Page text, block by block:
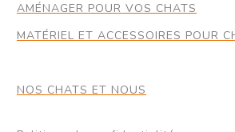
AMÉNAGER POUR VOS CHATS
MATÉRIEL ET ACCESSOIRES POUR
NOS CHATS ET NOUS